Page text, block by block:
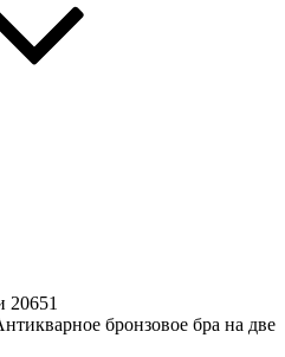
бронзовое бра на две